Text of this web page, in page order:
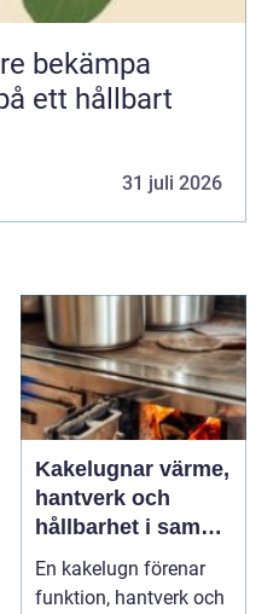
bekämpa
ett hållbart
31 juli 2026
Kakelugnar värme,
hantverk och
hållbarhet i samma
eldstad
En kakelugn förenar
funktion, hantverk och